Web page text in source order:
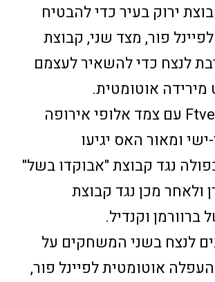
ירוק בעיר כדי להבטיח
פור, מצד שני, קבוצת
לנצח כדי להשאיר לעצמם
מירידה אוטומטית.
קבוצת Ftvescola עם צמד אלופי אירופה
ישי ומאור האס יגיעו
נגד קבוצת "אבוקדו בשל"
ולאחר מכן נגד קבוצת
ברוורמן וקנדיל.
לנצח בשני המשחקים על
אוטומטית לפיינל פור,